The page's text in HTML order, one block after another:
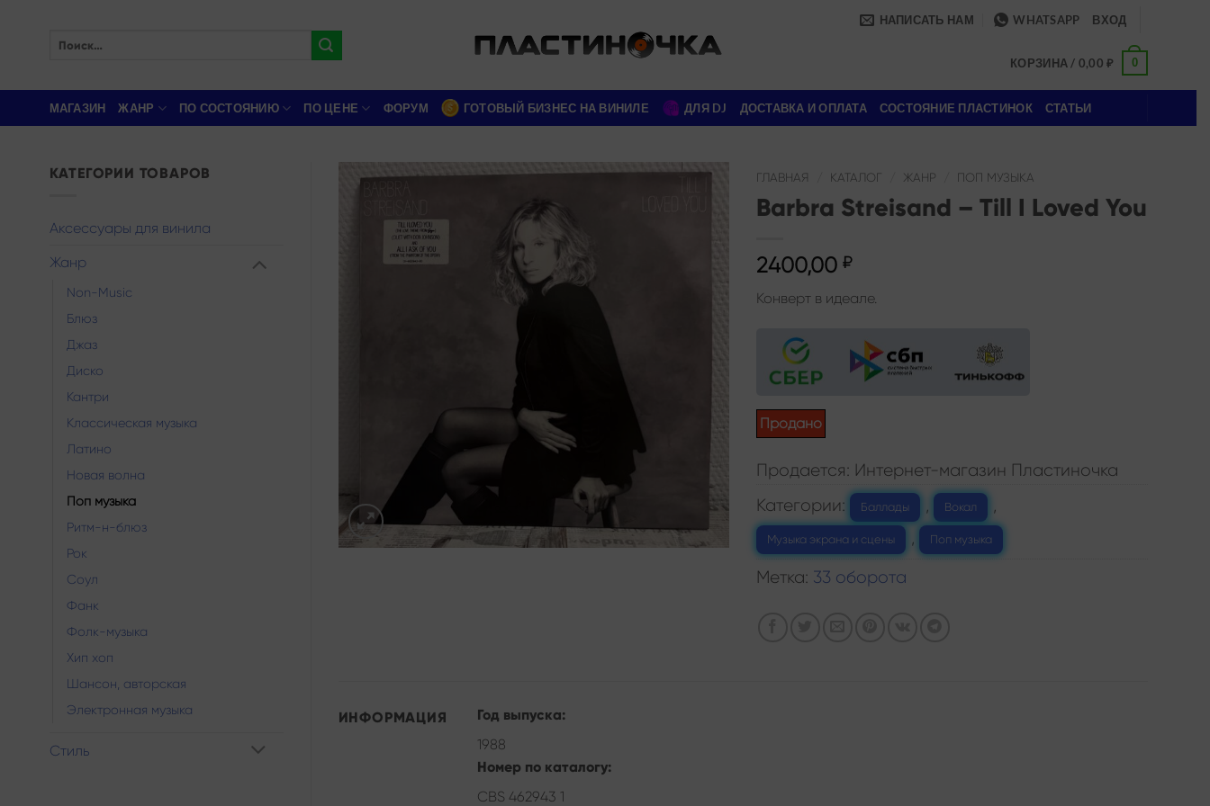
НАПИСАТЬ НАМ WHATSAPP ВХОД
КОРЗИНА / 0,00₽ 0
МАГАЗИН ЖАНР ПО СОСТОЯНИЮ ПО ЦЕНЕ ФОРУМ ГОТОВЫЙ БИЗНЕС НА ВИНИЛЕ ДЛЯ DJ ДОСТАВКА И ОПЛАТА СОСТОЯНИЕ ПЛАСТИНОК СТАТЬИ
КАТЕГОРИИ ТОВАРОВ
Аксессуары для винила
Жанр
Non-Music
Блюз
Джаз
Диско
Кантри
Классическая музыка
Латино
Новая волна
Поп музыка
Ритм-н-блюз
Рок
Соул
Фанк
Фолк-музыка
Хип хоп
Шансон, авторская
Электронная музыка
Стиль
ГЛАВНАЯ КАТАЛОГ ЖАНР ПОП МУЗЫКА
Barbra Streisand – Till I Loved You
2400,00 ₽
Конверт в идеале.
Продано
Продается: Интернет-магазин Пластиночка
Категории:
Баллады , Вокал ,
Музыка экрана и сцены , Поп музыка
Метка: 33 оборота
ИНФОРМАЦИЯ
Год выпуска:
1988
Номер по каталогу:
CBS 462943 1